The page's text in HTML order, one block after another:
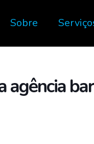
Sobre
agência